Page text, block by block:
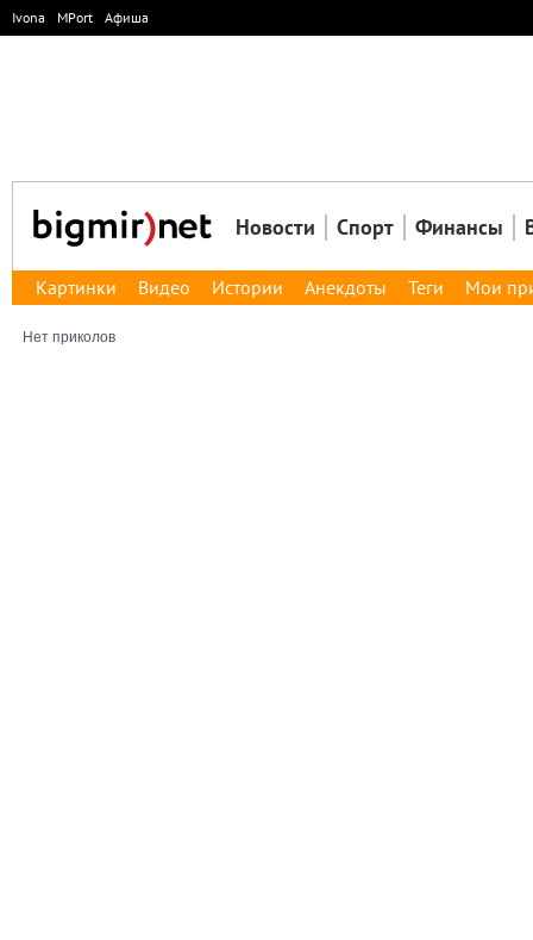
Ivona MPort Афиша
Новости Спорт Финансы
Картинки Видео Истории Анекдоты Теги Мои
Нет приколов